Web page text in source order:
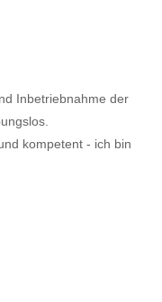
Inbetriebnahme der
kompetent - ich bin